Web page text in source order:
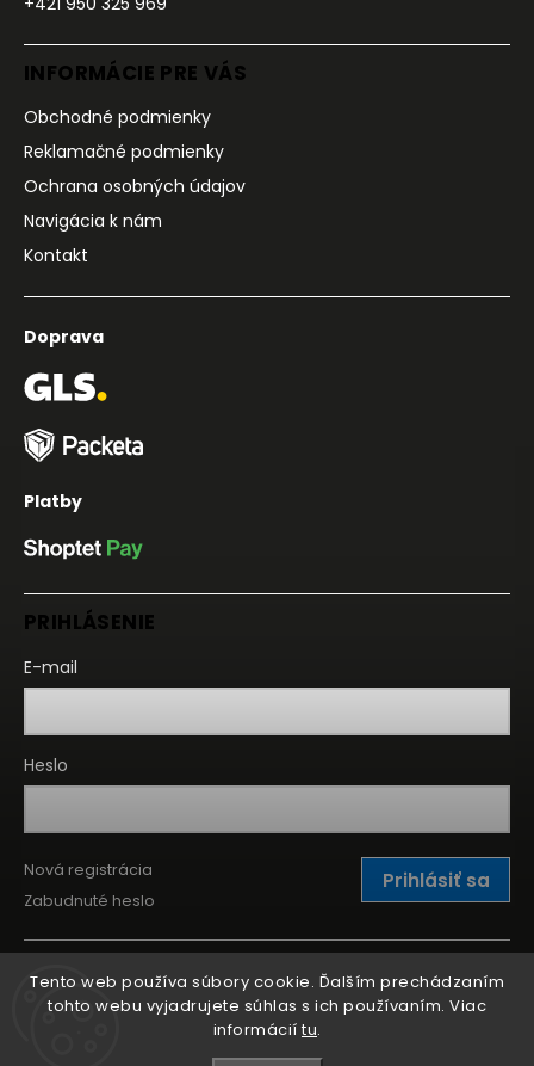
Tento web používa súbory cookie. Ďalším prechádzaním
tohto webu vyjadrujete súhlas s ich používaním. Viac
informácií tu.
INFORMÁCIE PRE VÁS
Obchodné podmienky
Reklamačné podmienky
Ochrana osobných údajov
Navigácia k nám
Kontakt
Doprava
Platby
PRIHLÁSENIE
E-mail
Heslo
Prihlásiť sa
Nová registrácia
Zabudnuté heslo